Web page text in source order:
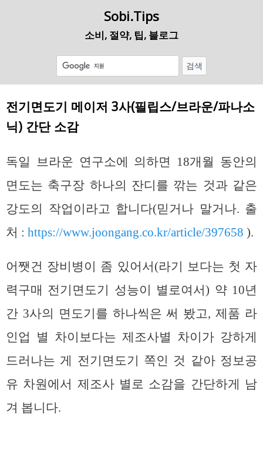
Sobi.Tips
소비, 절약, 팁, 블로그
전기면도기 메이저 3사(필립스/브라운/파나소
닉) 간단 소감
독일 브라운 연구소에 의하면 18개월 동안의
면도는 축구장 하나의 잔디를 깎는 것과 같은
강도의 작업이라고 합니다(믿거나 말거나. 출
처 : https://www.joongang.co.kr/article/397658 ).
어쨋건 장비병이 좀 있어서(라기 보다는 첫 자
력구매 전기면도기 성능이 별로여서) 약 10년
간 3사의 면도기를 하나씩은 써 봤고, 제품 라
인업 별 차이보다는 제조사별 차이가 강하게
드러나는 게 전기면도기 쪽인 것 같아 정보공
유 차원에서 제조사 별로 소감을 간단하게 남
겨 봅니다.